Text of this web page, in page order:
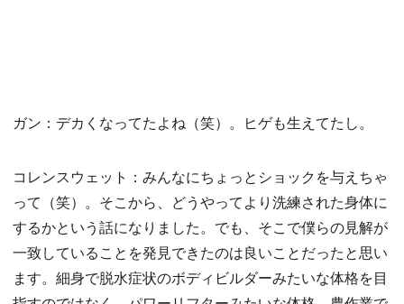
ガン：デカくなってたよね（笑）。ヒゲも生えてたし。
コレンスウェット：みんなにちょっとショックを与えちゃ
って（笑）。そこから、どうやってより洗練された身体に
するかという話になりました。でも、そこで僕らの見解が
一致していることを発見できたのは良いことだったと思い
ます。細身で脱水症状のボディビルダーみたいな体格を目